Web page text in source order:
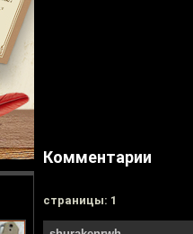
Комментарии
cтраницы: 1